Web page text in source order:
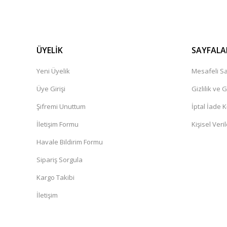
ÜYELİK
Yeni Üyelik
Üye Girişi
Şifremi Unuttum
İletişim Formu
Havale Bildirim Formu
Sipariş Sorgula
Kargo Takibi
İletişim
Mesafeli
Gizlilik ve
İptal İade
Kişisel